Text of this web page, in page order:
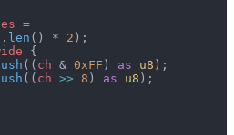
=
. len () * 2 );
{
(( ch & 0xFF ) as u8 );
(( ch >> 8 ) as u8 );